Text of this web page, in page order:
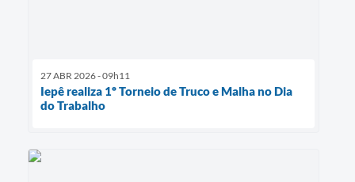
27 ABR 2026 - 09h11
Iepê realiza 1º Torneio de Truco e Malha no Dia
do Trabalho